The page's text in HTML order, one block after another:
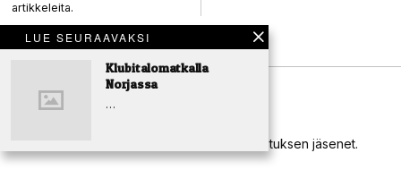
LUE SEURAAVAKSI
Klubitalomatkalla
Norjassa
…
artikkeleita.
Blogiin kirjoittavat Porin Klubitalo Sarastuksen jäsenet.